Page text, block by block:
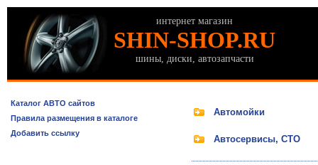
интернет магазин
SHIN-SHOP.RU
шины, диски, автозапчасти
Каталог АВТО сайтов
Правила размещения в каталоге
Добавить ссылку
Автомойки
Автосервисы, СТО